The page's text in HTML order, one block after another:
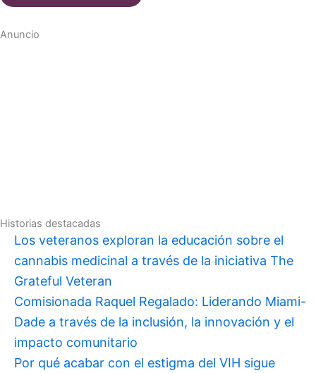
Anuncio
Historias destacadas
Los veteranos exploran la educación sobre el
cannabis medicinal a través de la iniciativa The
Grateful Veteran
Comisionada Raquel Regalado: Liderando Miami-
Dade a través de la inclusión, la innovación y el
impacto comunitario
Por qué acabar con el estigma del VIH sigue